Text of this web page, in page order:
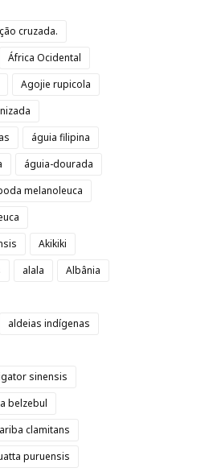
cruzada.
África Ocidental
Agojie rupicola
águia filipina
águia-dourada
melanoleuca
Akikiki
alala
Albânia
aldeias indígenas
sinensis
belzebul
clamitans
puruensis